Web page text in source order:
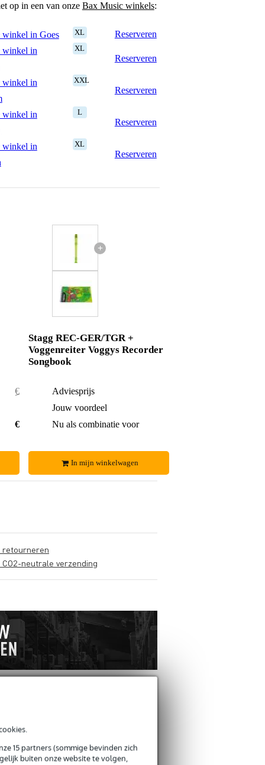
15 partners (sommige bevinden zich
buiten onze website te volgen,
op in een van onze Bax Music winkels:
in Goes XL
Reserveren
winkel in
XL
Reserveren
winkel in
XXL
Reserveren
winkel in
L
Reserveren
winkel in
XL
Reserveren
€ 21,72
€ 21,20
+
Stagg REC-GER/TGR +
Voggenreiter Voggys Recorder
Songbook
Adviesprijs
Jouw voordeel
Nu als combinatie voor
In mijn winkelwagen
retourneren
CO2-neutrale verzending
OOK